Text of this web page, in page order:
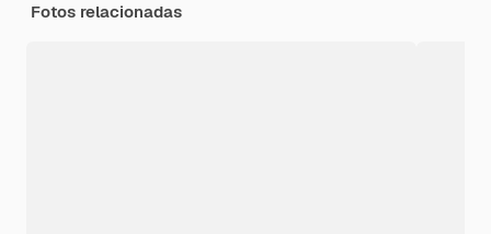
Fotos relacionadas